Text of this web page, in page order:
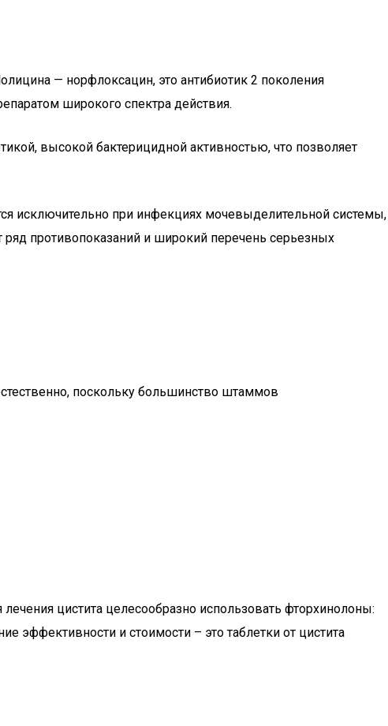
— норфлоксацин, это антибиотик 2 поколения
широкого спектра действия.
высокой бактерицидной активностью, что позволяет
исключительно при инфекциях мочевыделительной системы,
противопоказаний и широкий перечень серьезных
поскольку большинство штаммов
цистита целесообразно использовать фторхинолоны:
и стоимости – это таблетки от цистита